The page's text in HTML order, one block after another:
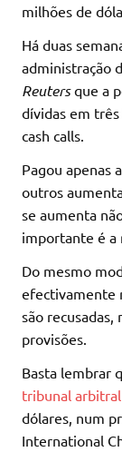
milhões de
Há duas
administração
Reutersque a
dívidas em
cash calls.
Pagou apenas
outros
se aumenta
importante é a
Do mesmo
efectivamente
são recusadas,
provisões.
Basta lembrar
tribunal
dólares, num
International